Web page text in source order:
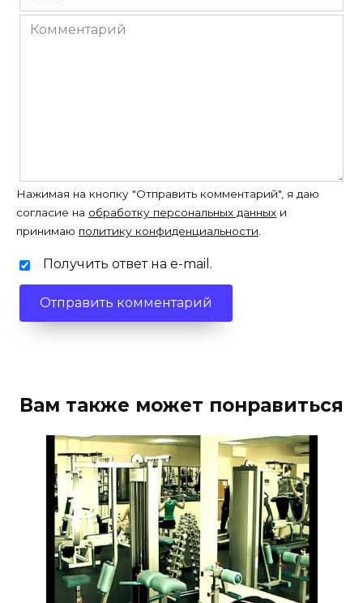
*
Комментарий
Нажимая на кнопку "Отправить комментарий", я даю
согласие на обработку персональных данных и
принимаю политику конфиденциальности.
Получить ответ на e-mail.
Вам также может понравиться